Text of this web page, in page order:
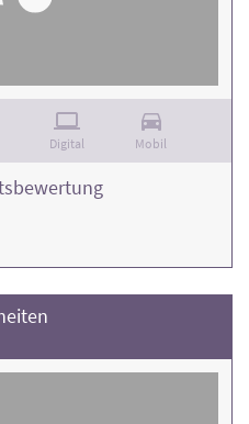
Digital Mobil